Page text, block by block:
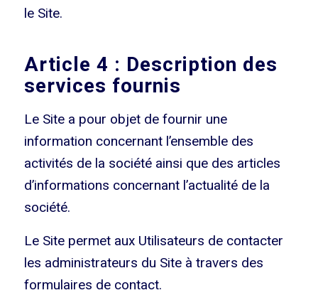
le Site.
Article 4 : Description des
services fournis
Le Site a pour objet de fournir une
information concernant l’ensemble des
activités de la société ainsi que des articles
d’informations concernant l’actualité de la
société.
Le Site permet aux Utilisateurs de contacter
les administrateurs du Site à travers des
formulaires de contact.